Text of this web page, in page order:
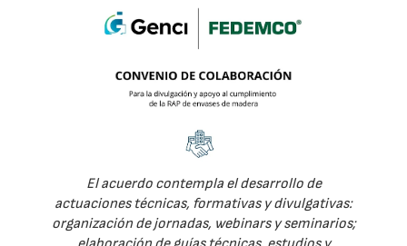
El acuerdo contempla el desarrollo de
actuaciones técnicas, formativas y divulgativas:
organización de jornadas, webinars y seminarios;